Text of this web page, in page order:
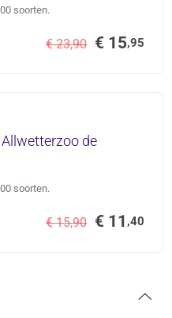
soorten.
€ 23,90 € 15,95
de
soorten.
€ 15,90 € 11,40